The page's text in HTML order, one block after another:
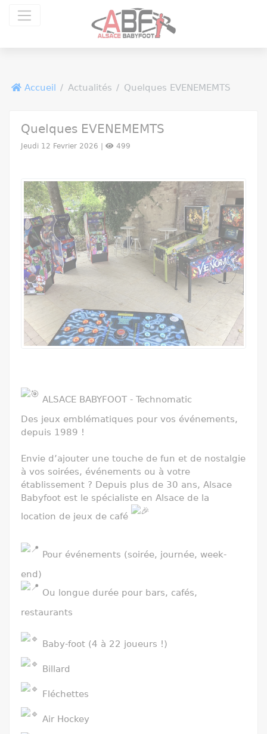
Accueil Actualités Quelques EVENEMEMTS
Quelques EVENEMEMTS
Jeudi 12 Fevrier 2026 | 499
ALSACE BABYFOOT - Technomatic
Des jeux emblématiques pour vos événements,
depuis 1989 !
Envie d’ajouter une touche de fun et de nostalgie
à vos soirées, événements ou à votre
établissement ? Depuis plus de 30 ans, Alsace
Babyfoot est le spécialiste en Alsace de la
location de jeux de café
Pour événements (soirée, journée, week-
end)
Ou longue durée pour bars, cafés,
restaurants
Baby-foot (4 à 22 joueurs !)
Billard
Fléchettes
Air Hockey
Panneau de gestion des cookies